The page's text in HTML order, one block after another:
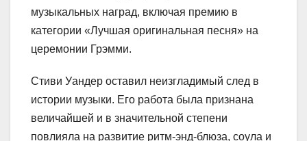
музыкальных наград, включая премию в
категории «Лучшая оригинальная песня» на
церемонии Грэмми.
Стиви Уандер оставил неизгладимый след в
истории музыки. Его работа была признана
величайшей и в значительной степени
повлияла на развитие ритм-энд-блюза, соула и